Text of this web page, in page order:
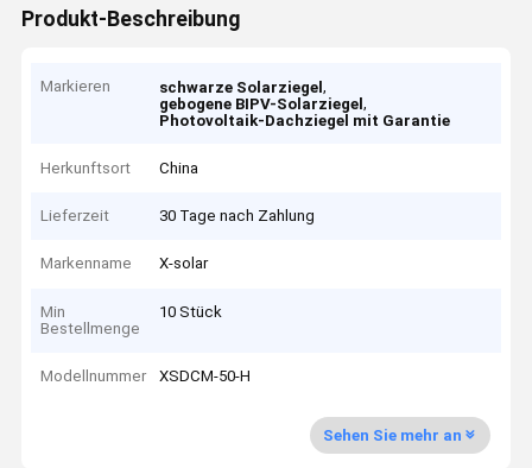
Produkt-Beschreibung
Markieren schwarze Solarziegel,
gebogene BIPV-Solarziegel,
Photovoltaik-Dachziegel mit Garantie
Herkunftsort China
Lieferzeit 30 Tage nach Zahlung
Markenname X-solar
Min
Bestellmenge
10 Stück
Modellnummer XSDCM-50-H
Sehen Sie mehr an